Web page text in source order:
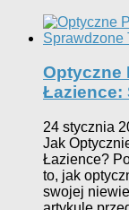
Optyczne
Łazience:
24 stycznia
Jak
Łazience?
to, jak
swojej